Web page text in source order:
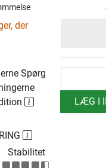
der
Spørg
LÆG I
Stabilitet